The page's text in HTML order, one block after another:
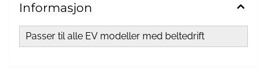
Informasjon
Passer til alle EV modeller med beltedrift